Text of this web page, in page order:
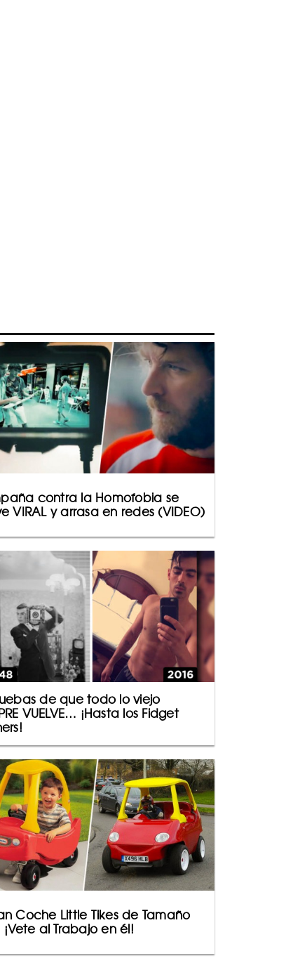
contra la Homofobia se
VIRAL y arrasa en redes (VIDEO)
de que todo lo viejo
VUELVE… ¡Hasta los Fidget
Coche Little Tikes de Tamaño
¡Vete al Trabajo en él!